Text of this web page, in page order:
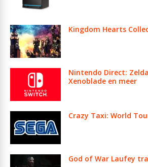
Kingdom Hearts
Nintendo Direct:
Xenoblade en meer
Crazy Taxi: World
God of War Laufey